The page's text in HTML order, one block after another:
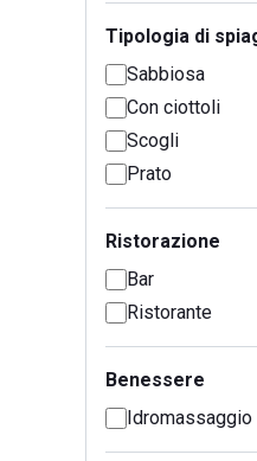
Tipologia di
Sabbiosa
Con ciottoli
Scogli
Prato
Ristorazione
Bar
Ristorante
Benessere
Idromassaggio